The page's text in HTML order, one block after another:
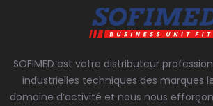
SOFIMED est votre distributeur
industrielles techniques des marques
domaine d’activité et nous nous